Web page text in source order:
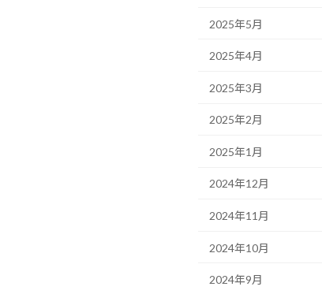
2025年5月
2025年4月
2025年3月
2025年2月
2025年1月
2024年12月
2024年11月
2024年10月
2024年9月